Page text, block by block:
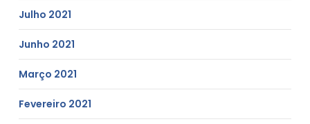
Julho 2021
Junho 2021
Março 2021
Fevereiro 2021